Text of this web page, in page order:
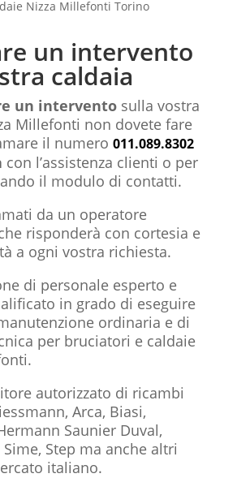
un intervento
caldaia
un interventosulla vostra
Millefonti non dovete fare
il numero 011.089.8302
con l’assistenza clienti o per
il modulo di contatti.
da un operatore
risponderà con cortesia e
a ogni vostra richiesta.
di personale esperto e
in grado di eseguire
ordinaria e di
per bruciatori e caldaie
autorizzato di ricambi
Arca, Biasi,
Saunier Duval,
Step ma anche altri
italiano.